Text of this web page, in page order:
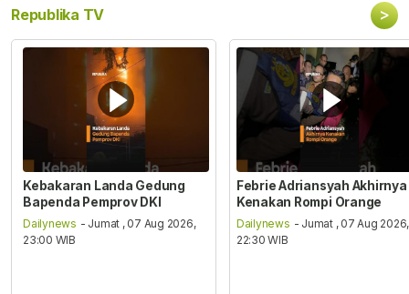
Republika TV >
Kebakaran Landa Gedung
Bapenda Pemprov DKI
Dailynews - Jumat , 07 Aug 2026,
23:00 WIB
Febrie Adriansyah Akhirnya
Kenakan Rompi Orange
Dailynews - Jumat , 07 Aug 2026,
22:30 WIB